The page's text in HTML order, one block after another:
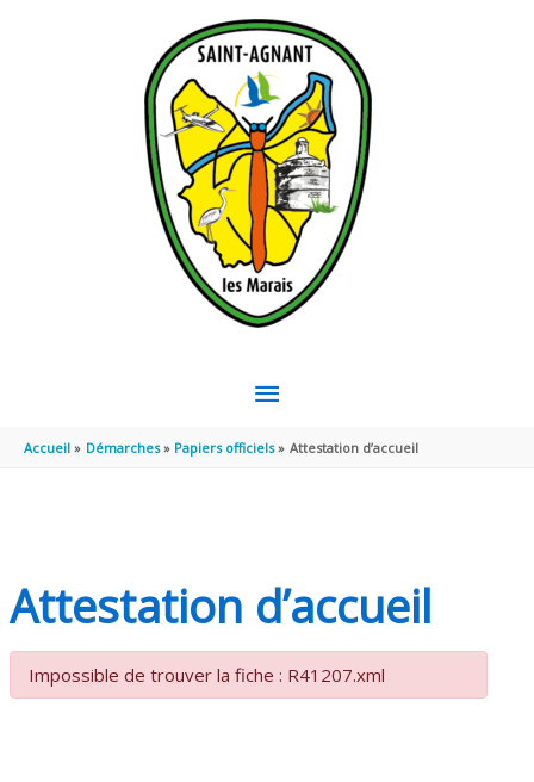
MENU
PRINCIPAL
Accueil Démarches Papiers officiels Attestation d’accueil
Attestation d’accueil
Impossible de trouver la fiche : R41207.xml